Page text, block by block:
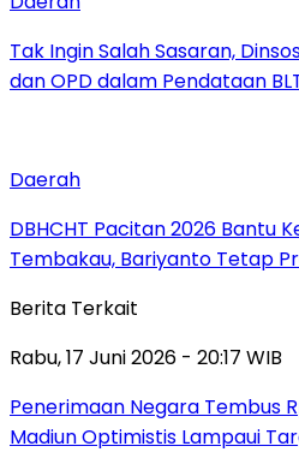
Tak Ingin Salah Sasaran,
dan OPD dalam Pendataan
Daerah
DBHCHT Pacitan 2026 Bantu
Tembakau, Bariyanto Tetap
Berita Terkait
Rabu, 17 Juni 2026 - 20:17 WIB
Penerimaan Negara Tembus
Madiun Optimistis Lampaui